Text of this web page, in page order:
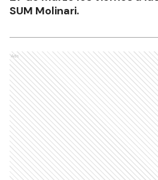
SUM Molinari.
Ads